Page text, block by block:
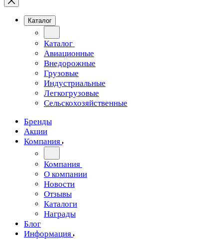
Каталог
Каталог
Авиационные
Внедорожные
Грузовые
Индустриальные
Легкогрузовые
Сельскохозяйственные
Бренды
Акции
Компания
Компания
О компании
Новости
Отзывы
Каталоги
Награды
Блог
Информация